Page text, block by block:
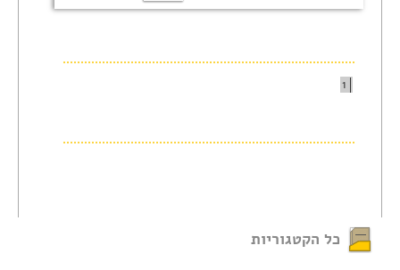
1
כל הקטגוריות